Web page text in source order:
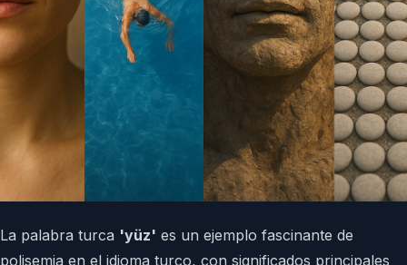
La palabra turca 'yüz' es un ejemplo fascinante de
polisemia en el idioma turco, con significados principales